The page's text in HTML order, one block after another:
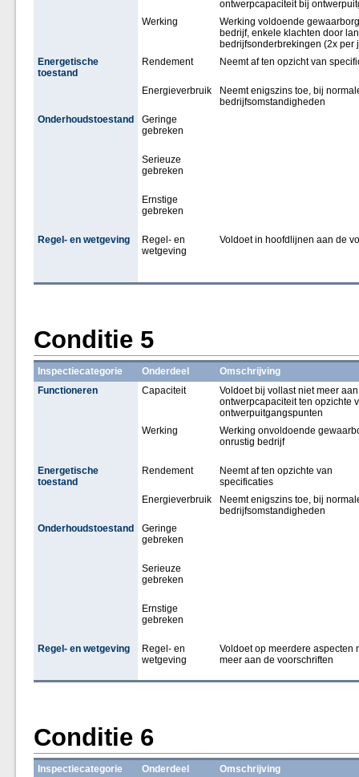
ontwerpcapaciteit bij
Werking
Werking voldoende
bedrijf, enkele klachten door
bedrijfsonderbrekingen (2x per
Energetische
toestand
Rendement Neemt af ten opzicht van
Energieverbruik
Neemt enigszins toe, bij
bedrijfsomstandigheden
Onderhoudstoestand
Geringe
gebreken
Serieuze
gebreken
Ernstige
gebreken
Regel- en wetgeving
Regel- en
wetgeving
Voldoet in hoofdlijnen aan de
Conditie 5
Inspectiecategorie Onderdeel
Omschrijving
Functioneren
Capaciteit
Voldoet bij vollast niet meer aan
ontwerpcapaciteit ten opzichte
ontwerpuitgangspunten
Werking
Werking onvoldoende
onrustig bedrijf
Energetische
toestand
Rendement
Neemt af ten opzichte van
specificaties
Energieverbruik
Neemt enigszins toe, bij
bedrijfsomstandigheden
Onderhoudstoestand
Geringe
gebreken
Serieuze
gebreken
Ernstige
gebreken
Regel- en wetgeving
Regel- en
wetgeving
Voldoet op meerdere aspecten
meer aan de voorschriften
Conditie 6
Inspectiecategorie Onderdeel
Omschrijving